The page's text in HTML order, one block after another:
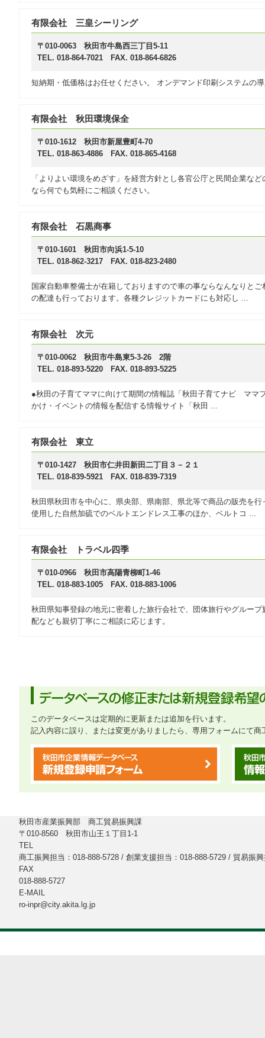
有限会社 三皇シーリング
〒010-0063 秋田市牛島西三丁目5-11
TEL. 018-864-7021 FAX. 018-864-6826
短納期・低価格はお任せください。 オンデマンド印刷システムの
有限会社 秋田環境保全
〒010-1612 秋田市新屋豊町4-70
TEL. 018-863-4886 FAX. 018-865-4168
「よりよい環境をめざす」を経営方針とし各官公庁と民間企業な
なら何でも気軽にご相談ください。
有限会社 石黒商事
〒010-1601 秋田市向浜1-5-10
TEL. 018-862-3217 FAX. 018-823-2480
国家自動車整備士が在籍しておりますので車の事ならなんなりと
の配達も行っております。各種クレジットカードにも対応し ...
有限会社 次元
〒010-0062 秋田市牛島東5-3-26 2階
TEL. 018-893-5220 FAX. 018-893-5225
●秋田の子育てママに向けて期間の情報誌「秋田子育てナビ マ
かけ・イベントの情報を配信する情報サイト「秋田 ...
有限会社 東立
〒010-1427 秋田市仁井田新田二丁目３－２１
TEL. 018-839-5921 FAX. 018-839-7319
秋田県秋田市を中心に、県央部、県南部、県北等で商品の販売を
使用した自然加硫でのベルトエンドレス工事のほか、ベルトコ ...
有限会社 トラベル四季
〒010-0966 秋田市高陽青柳町1-46
TEL. 018-883-1005 FAX. 018-883-1006
秋田県知事登録の地元に密着した旅行会社で、団体旅行やグルー
配なども親切丁寧にご相談に応じます。
このデータベースは定期的に更新または追加を行います。
記入内容に誤り、または変更がありましたら、専用フォームにて
秋田市産業振興部 商工貿易振興課
〒010-8560 秋田市山王１丁目1-1
TEL
商工振興担当：018-888-5728 / 創業支援担当：018-888-5729 / 貿易振
FAX
018-888-5727
E-MAIL
ro-inpr@city.akita.lg.jp